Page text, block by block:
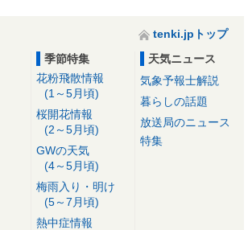
tenki.jpトップ
季節特集
花粉飛散情報
(1～5月頃)
桜開花情報
(2～5月頃)
GWの天気
(4～5月頃)
梅雨入り・明け
(5～7月頃)
熱中症情報
天気ニュース
気象予報士解説
暮らしの話題
放送局のニュース
特集